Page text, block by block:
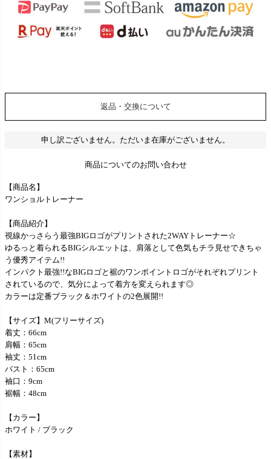
返品・交換について
申し訳ございません。ただいま在庫がございません。
商品についてのお問い合わせ
【商品名】
ワンショルトレーナー
【商品紹介】
視線かっさらう最強BIGロゴがプリントされた2WAYトレーナー☆
ゆるっと着られるBIGシルエットは、肩落として色気もチラ見せできちゃ
う優秀アイテム!!
インパクト最強!!なBIGロゴと裾のワンポイントロゴがそれぞれプリント
されているので、気分によって着方を変えられます◎
カラーは定番ブラック＆ホワイトの2色展開!!
【サイズ】M(フリーサイズ)
着丈：66cm
肩幅：65cm
袖丈：51cm
バスト：65cm
袖口：9cm
裾幅：48cm
【カラー】
ホワイト / ブラック
【素材】